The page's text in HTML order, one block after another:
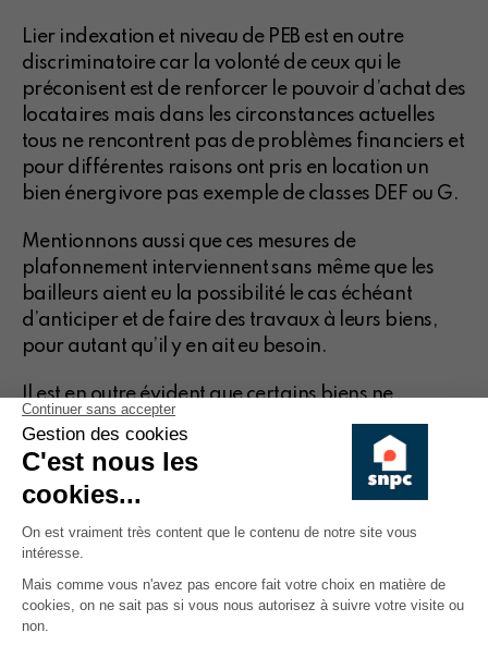
Lier indexation et niveau de PEB est en outre
discriminatoire car la volonté de ceux qui le
préconisent est de renforcer le pouvoir d’achat des
locataires mais dans les circonstances actuelles
tous ne rencontrent pas de problèmes financiers et
pour différentes raisons ont pris en location un
bien énergivore pas exemple de classes DEF ou G.
Mentionnons aussi que ces mesures de
plafonnement interviennent sans même que les
bailleurs aient eu la possibilité le cas échéant
d’anticiper et de faire des travaux à leurs biens,
pour autant qu’il y en ait eu besoin.
Il est en outre évident que certains biens ne
pourront jamais atteindre les classes A et B car
cela impliquerait des travaux hors de proportion
et de plus les consommations réelles de ces biens
n’ont pas été prises en compte aujourd’hui au
niveau de l’établissement des PEB.
Autre mesure imposée aux bailleurs,
des moratoires sur les expulsions entre